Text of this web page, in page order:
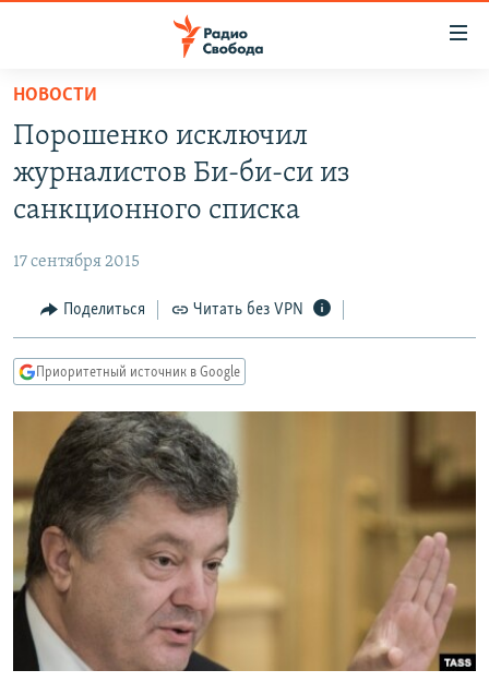
упрощенного
доступа
основному
Вернутся
Вернутся
поиску
ПОДКАСТЫ
АВТОРСКИЕ ПРОЕКТЫ
МНЕНИЯ
КУЛЬТУРА
КАВКАЗ.РЕАЛИИ
СЕВЕР.РЕАЛИИ
СИБИРЬ.РЕАЛИИ
РАСПИСАНИЕ ВЕЩАНИЯ
ПОДПИШИТЕСЬ НА РАССЫЛКУ
СОЦИАЛЬНЫЕ СЕТИ
НОВОСТИ
Порошенко исключил
журналистов Би-би-си из
санкционного списка
17 сентября 2015
Поделиться Читать без VPN
Приоритетный источник в Google